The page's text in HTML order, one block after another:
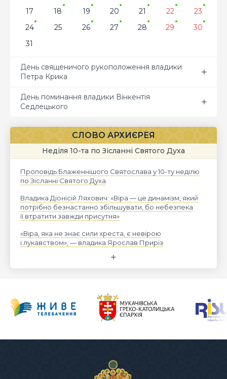
17
18 19 20 21 22
23
24
25 26 27 28 29
30
31
День священичого рукоположення владики
Петра Крика
День поминання владики Вінкентія
Седлецького
СЛОВО АРХИЄРЕЯ
Неділя 10-та по Зісланні Святого Духа
Проповідь Блаженнішого Святослава у 10-ту неділю
по Зісланні Святого Духа
Владика Діонісій Ляхович: «Віра — це динамізм, який
потрібно безнастанно збільшувати, бо небезпека
її втратити завжди присутня»
«Віра, яка не знає сили хреста, є невірою
і лукавством», — владика Ярослав Приріз